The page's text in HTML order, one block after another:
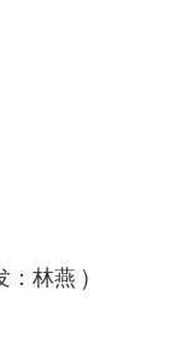
林燕 )